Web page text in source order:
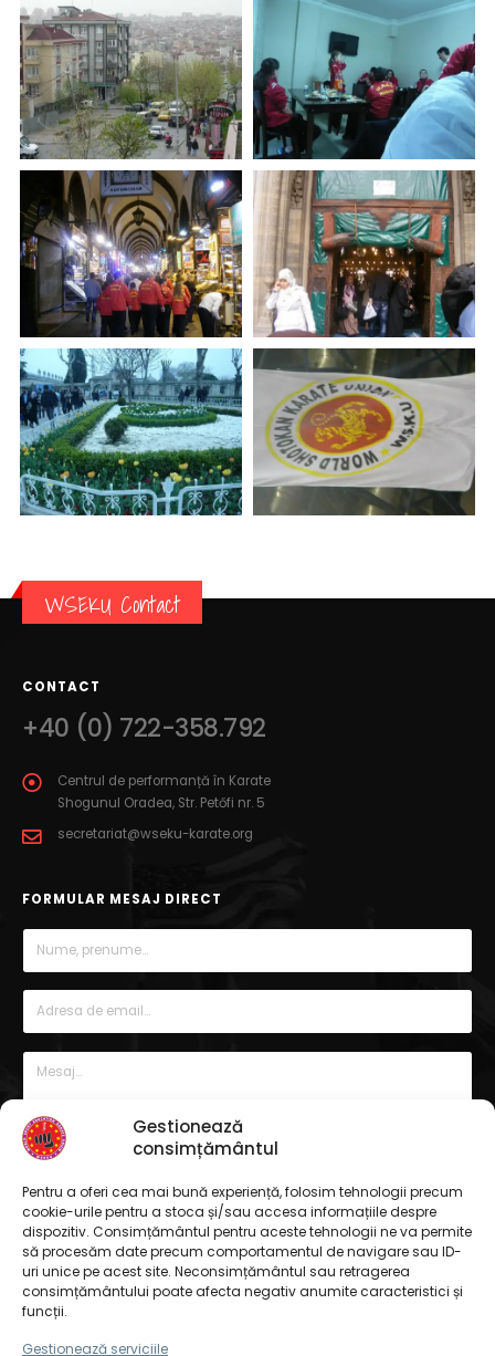
Gestionează
consimțământul
Pentru a oferi cea mai bună experiență, folosim tehnologii precum
cookie-urile pentru a stoca și/sau accesa informațiile despre
dispozitiv. Consimțământul pentru aceste tehnologii ne va permite
să procesăm date precum comportamentul de navigare sau ID-
uri unice pe acest site. Neconsimțământul sau retragerea
consimțământului poate afecta negativ anumite caracteristici și
funcții.
Gestionează serviciile
WSEKU Contact
CONTACT
+40 (0) 722-358.792
Centrul de performanță în Karate
Shogunul Oradea, Str. Petőfi nr. 5
secretariat@wseku-karate.org
FORMULAR MESAJ DIRECT